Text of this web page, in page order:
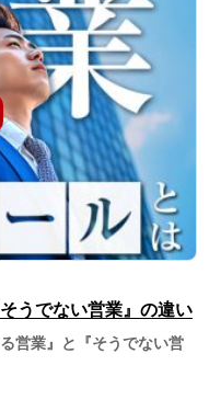
うでない営業』の違い
営業』と『そうでない営